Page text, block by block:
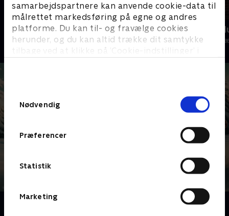
samarbejdspartnere kan anvende cookie-data til
målrettet markedsføring på egne og andres
platforme. Du kan til- og fravælge cookies
herunder, og du kan altid trække dit samtykke
tilbage ved at klikke på ’Cookie-indstillinger’ i
Nødvendig
Præferencer
Statistik
Marketing
24 stjerners julikalender
TV-Shows • 1 sæsoner
Danmarks
TV-Shows • 1